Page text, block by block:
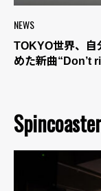
NEWS
TOKYO世界、自
めた新曲“Don’t